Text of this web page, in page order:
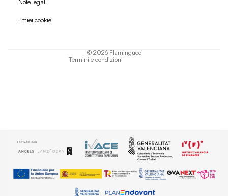
I miei cookie
© 2026 Flamingueo
Termini e condizioni